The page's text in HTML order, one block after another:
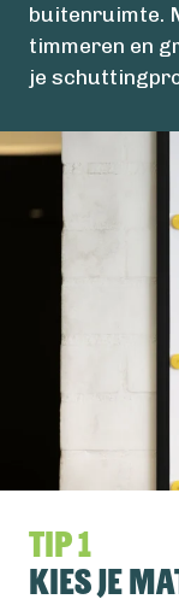
buitenruimte.
timmeren en
je
Tip 1
Kies je